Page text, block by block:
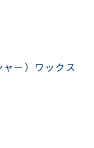
ー）ワックス